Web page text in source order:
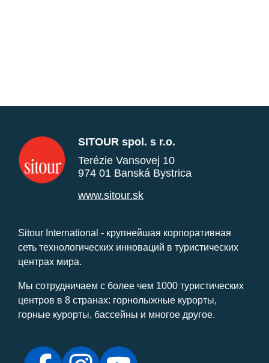
SITOUR spol. s r.o.
Terézie Vansovej 10
974 01 Banská Bystrica
www.sitour.sk
Sitour International - крупнейшая корпоративная
сеть технологических инноваций в туристических
центрах мира.
Мы сотрудничаем с более чем 1000 туристических
центров в 8 странах: горнолыжные курорты,
горные курорты, бассейны и многое другое.